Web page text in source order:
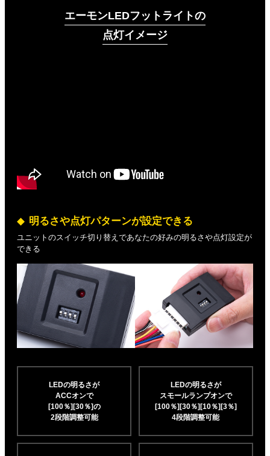
エーモンLEDフットライトの
点灯イメージ
明るさや点灯パターンが設定できる
ユニットのスイッチ切り替えであなたの好みの明るさや点灯設定が
できる
LEDの明るさが
ACCオンで
[100％][30％]の
2段階調整可能
LEDの明るさが
スモールランプオンで
[100％][30％][10％][3％]
4段階調整可能